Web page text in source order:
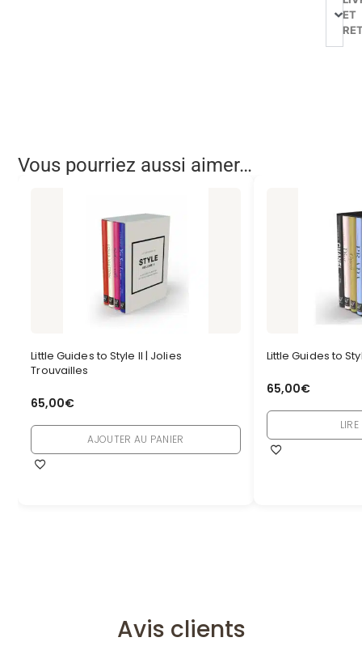
ET
Vous pourriez aussi aimer…
Little Guides to Style II | Jolies
Trouvailles
65,00€
AJOUTER AU PANIER
Little Guides to
65,00€
Avis clients